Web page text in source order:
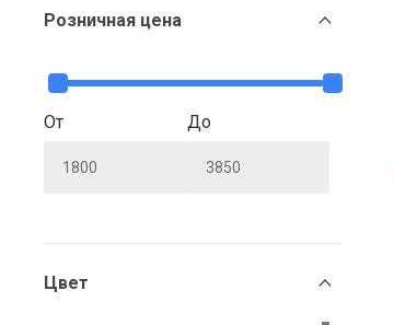
Розничная цена
От До
Цвет